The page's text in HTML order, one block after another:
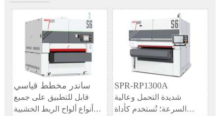
ساندر مخطط قياسي
قابل للتطبيق على جميع
أنواع ألواح الربط الخشبية
SPR-RP1300A
شديدة التحمل وعالية
السرعة؛ تُستخدم كأداة